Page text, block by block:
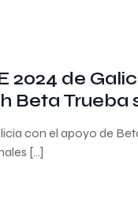
2024 de
Beta Trueba
con el apoyo de
[…]